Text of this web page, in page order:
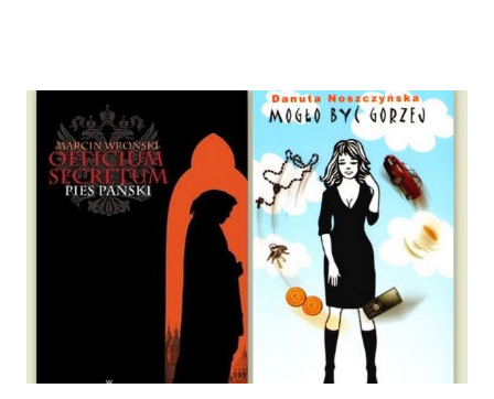
wspólnego życia przeczytacie TUTAJ i TUTAJ . Gdy już
nieco okrzepliśmy w codzienności z psem, a Amber - z
ludźmi i kotami, pojawił się pomysł na wspólny jesienny
wyjazd w Beskid Niski. Zanim to jednak się stało psica miała
atak padaczki, co spowodowało, że wyjazd odwołaliśmy,
wdrożyliśmy leczenie i od nowa zaczęliśmy oswajać z nami i
wspólnym życiem zdezorientowanego chorobą psa. Udało
się ustabilizować zawirowania zdrowotne i wówczas
zaczęliśmy się cieszyć sobą wzajemnie już na 100%.
Dopier...